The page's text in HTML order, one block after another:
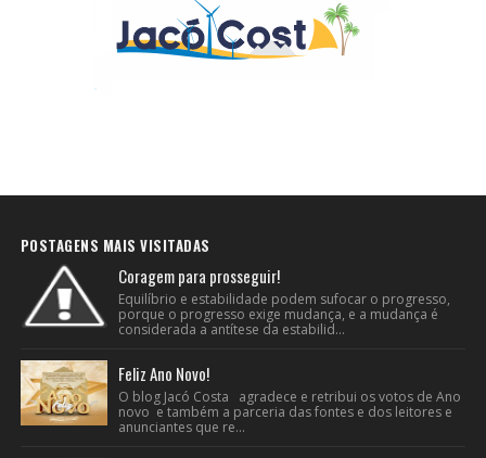
POSTAGENS MAIS VISITADAS
Coragem para prosseguir!
Equilíbrio e estabilidade podem sufocar o progresso,
porque o progresso exige mudança, e a mudança é
considerada a antítese da estabilid...
Feliz Ano Novo!
O blog Jacó Costa agradece e retribui os votos de Ano
novo e também a parceria das fontes e dos leitores e
anunciantes que re...